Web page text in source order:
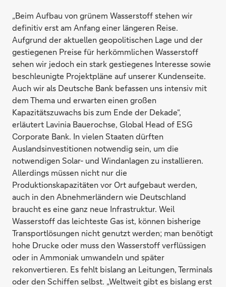
„Beim Aufbau von grünem Wasserstoff stehen wir
definitiv erst am Anfang einer längeren Reise.
Aufgrund der aktuellen geopolitischen Lage und der
gestiegenen Preise für herkömmlichen Wasserstoff
sehen wir jedoch ein stark gestiegenes Interesse sowie
beschleunigte Projektpläne auf unserer Kundenseite.
Auch wir als Deutsche Bank befassen uns intensiv mit
dem Thema und erwarten einen großen
Kapazitätszuwachs bis zum Ende der Dekade“,
erläutert Lavinia Bauerochse, Global Head of ESG
Corporate Bank. In vielen Staaten dürften
Auslandsinvestitionen notwendig sein, um die
notwendigen Solar- und Windanlagen zu installieren.
Allerdings müssen nicht nur die
Produktionskapazitäten vor Ort aufgebaut werden,
auch in den Abnehmerländern wie Deutschland
braucht es eine ganz neue Infrastruktur. Weil
Wasserstoff das leichteste Gas ist, können bisherige
Transportlösungen nicht genutzt werden; man benötigt
hohe Drucke oder muss den Wasserstoff verflüssigen
oder in Ammoniak umwandeln und später
rekonvertieren. Es fehlt bislang an Leitungen, Terminals
oder den Schiffen selbst. „Weltweit gibt es bislang erst